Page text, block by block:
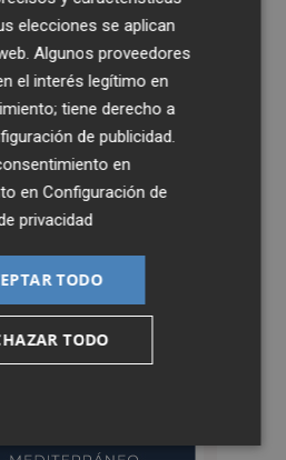
elecciones se aplican
Algunos proveedores
el interés legítimo en
tiene derecho a
de publicidad.
en
enConfiguración de
privacidad
TODO
TODO